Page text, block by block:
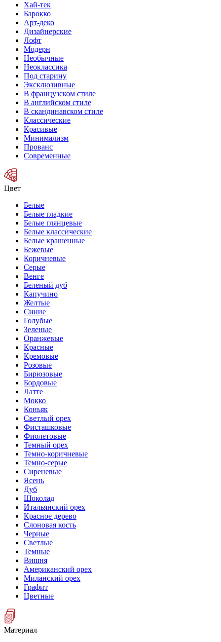
Хай-тек
Барокко
Арт-деко
Дизайнерские
Лофт
Модерн
Необычные
Неоклассика
Под старину
Эксклюзивные
В французском стиле
В английском стиле
В скандинавском стиле
Классические
Красивые
Минимализм
Прованс
Современные
Цвет
Белые
Белые гладкие
Белые глянцевые
Белые классические
Белые крашенные
Бежевые
Коричневые
Серые
Венге
Беленый дуб
Капучино
Желтые
Синие
Голубые
Зеленые
Оранжевые
Красные
Кремовые
Розовые
Бирюзовые
Бордовые
Латте
Мокко
Коньяк
Светлый орех
Фисташковые
Фиолетовые
Темный орех
Темно-коричневые
Темно-серые
Сиреневые
Ясень
Дуб
Шоколад
Итальянский орех
Красное дерево
Слоновая кость
Черные
Светлые
Темные
Вишня
Американский орех
Миланский орех
Графит
Цветные
Материал